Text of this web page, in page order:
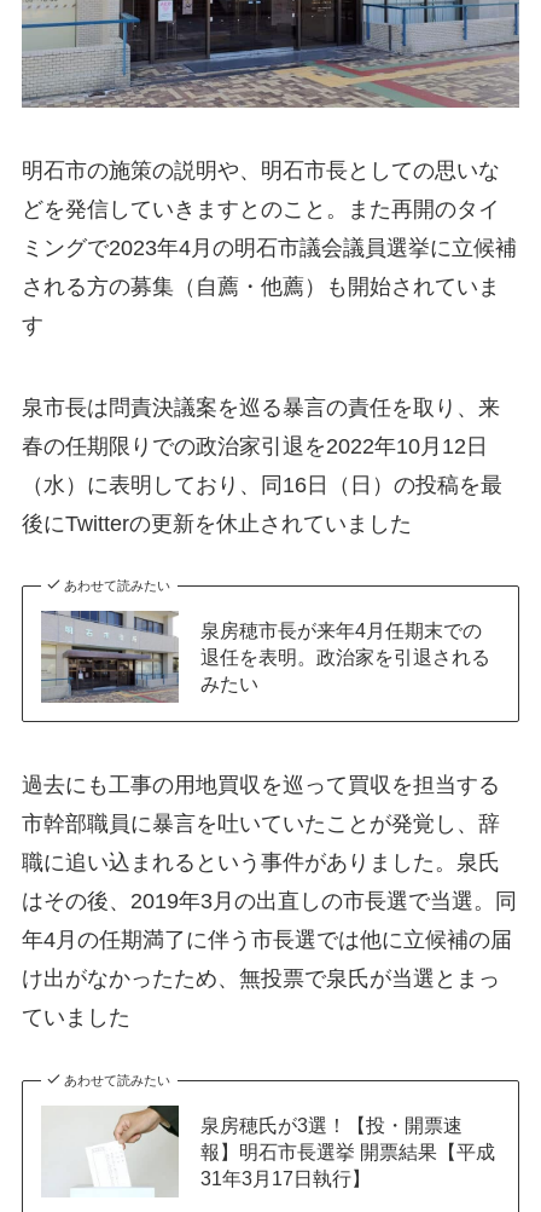
明石市の施策の説明や、明石市長としての思いな
どを発信していきますとのこと。また再開のタイ
ミングで2023年4月の明石市議会議員選挙に立候補
される方の募集（自薦・他薦）も開始されていま
す
泉市長は問責決議案を巡る暴言の責任を取り、来
春の任期限りでの政治家引退を2022年10月12日
（水）に表明しており、同16日（日）の投稿を最
後にTwitterの更新を休止されていました
あわせて読みたい
泉房穂市長が来年4月任期末での
退任を表明。政治家を引退される
みたい
過去にも工事の用地買収を巡って買収を担当する
市幹部職員に暴言を吐いていたことが発覚し、辞
職に追い込まれるという事件がありました。泉氏
はその後、2019年3月の出直しの市長選で当選。同
年4月の任期満了に伴う市長選では他に立候補の届
け出がなかったため、無投票で泉氏が当選とまっ
ていました
あわせて読みたい
泉房穂氏が3選！【投・開票速
報】明石市長選挙 開票結果【平成
31年3月17日執行】